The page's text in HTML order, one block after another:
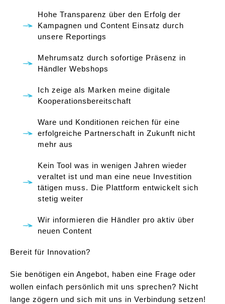
Hohe Transparenz über den Erfolg der
Kampagnen und Content Einsatz durch
unsere Reportings
Mehrumsatz durch sofortige Präsenz in
Händler Webshops
Ich zeige als Marken meine digitale
Kooperationsbereitschaft
Ware und Konditionen reichen für eine
erfolgreiche Partnerschaft in Zukunft nicht
mehr aus
Kein Tool was in wenigen Jahren wieder
veraltet ist und man eine neue Investition
tätigen muss. Die Plattform entwickelt sich
stetig weiter
Wir informieren die Händler pro aktiv über
neuen Content
Bereit für Innovation?
Sie benötigen ein Angebot, haben eine Frage oder
wollen einfach persönlich mit uns sprechen? Nicht
lange zögern und sich mit uns in Verbindung setzen!